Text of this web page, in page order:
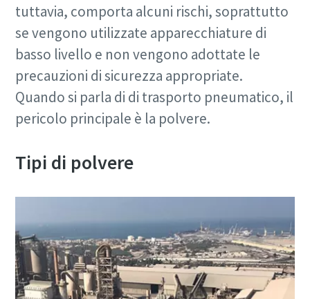
tuttavia, comporta alcuni rischi, soprattutto
se vengono utilizzate apparecchiature di
basso livello e non vengono adottate le
precauzioni di sicurezza appropriate.
Quando si parla di di trasporto pneumatico, il
pericolo principale è la polvere.
Tipi di polvere